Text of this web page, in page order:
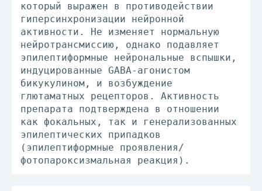
который выражен в противодействии
гиперсинхронизации нейронной
активности. Не изменяет нормальную
нейротрансмиссию, однако подавляет
эпилептиформные нейрональные вспышки,
индуцированные GABA-агонистом
бикукулином, и возбуждение
глютаматных рецепторов. Активность
препарата подтверждена в отношении
как фокальных, так и генерализованных
эпилептических припадков
(эпилептиформные проявления/
фотопароксизмальная реакция).